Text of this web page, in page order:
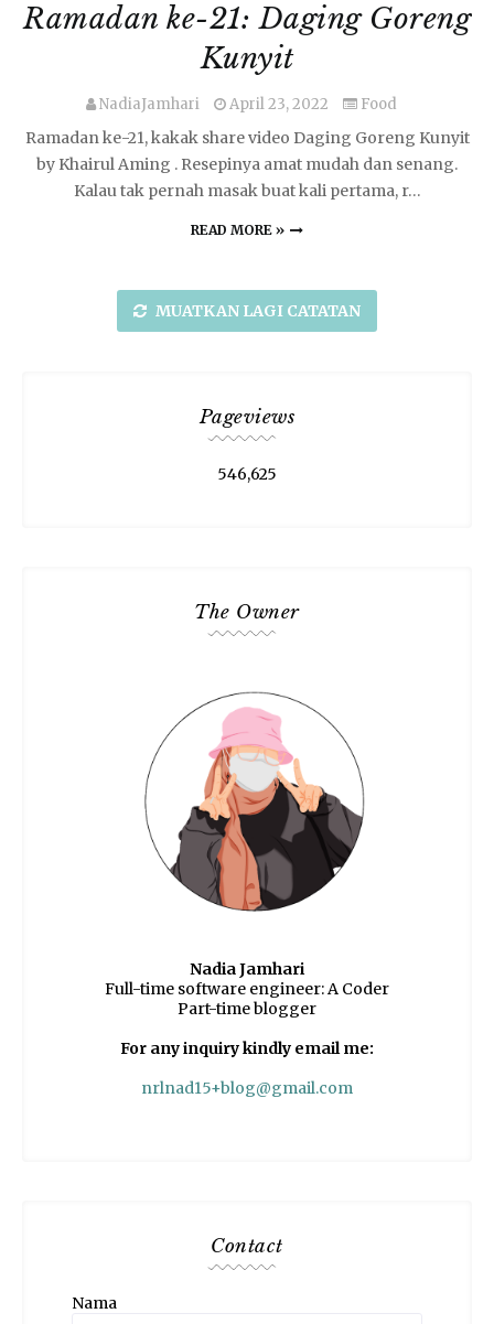
Ramadan ke-21: Daging Goreng
Kunyit
NadiaJamhari April 23, 2022 Food
Ramadan ke-21, kakak share video Daging Goreng Kunyit
by Khairul Aming . Resepinya amat mudah dan senang.
Kalau tak pernah masak buat kali pertama, r…
READ MORE »
MUATKAN LAGI CATATAN
Pageviews
546,625
The Owner
Nadia Jamhari
Full-time software engineer: A Coder
Part-time blogger
For any inquiry kindly email me:
nrlnad15+blog@gmail.com
Contact
Nama